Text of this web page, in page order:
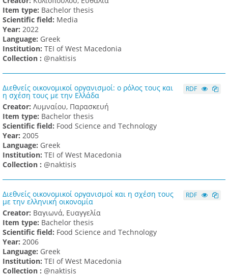
Item type: Bachelor thesis
Scientific field: Media
Υear: 2022
Language: Greek
Institution: TEI of West Macedonia
Collection : @naktisis
Διεθνείς οικονομικοί οργανισμοί: ο ρόλος τους και
η σχέση τους με την Ελλάδα
Creator: Λυμναίου, Παρασκευή
Item type: Bachelor thesis
Scientific field: Food Science and Technology
Υear: 2005
Language: Greek
Institution: TEI of West Macedonia
Collection : @naktisis
RDF
Διεθνείς οικονομικοί οργανισμοί και η σχέση τους
με την ελληνική οικονομία
Creator: Βαγιωνά, Ευαγγελία
Item type: Bachelor thesis
Scientific field: Food Science and Technology
Υear: 2006
Language: Greek
Institution: TEI of West Macedonia
Collection : @naktisis
RDF